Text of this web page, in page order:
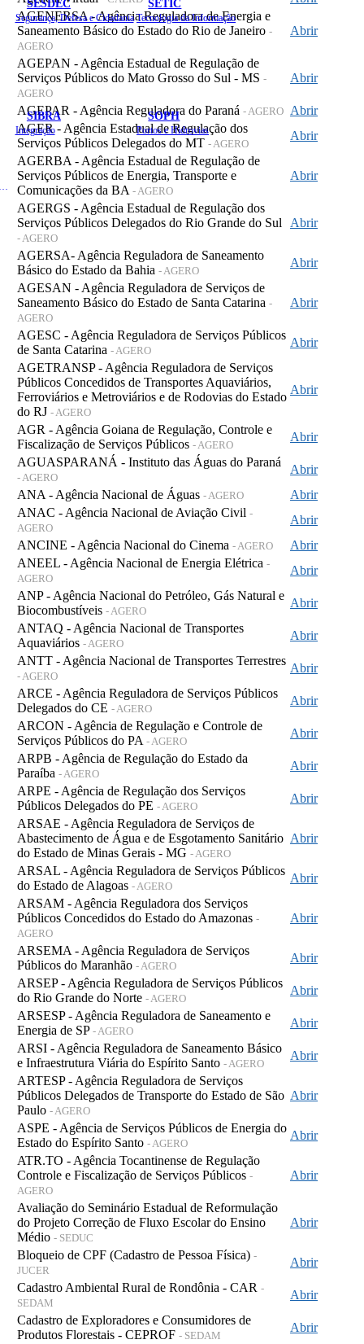
SESDEC
Segurança, Defesa e Cidadania
SETIC
Tecnologia da Informação
SIBRA
Integração
SOPH
Portos e Hidrovias
AGENERSA - Agência Reguladora de Energia e
Saneamento Básico do Estado do Rio de Janeiro -
AGERO
Abrir
AGEPAN - Agência Estadual de Regulação de
Serviços Públicos do Mato Grosso do Sul - MS -
AGERO
Abrir
AGEPAR - Agência Reguladora do Paraná - AGERO Abrir
AGER - Agência Estadual de Regulação dos
Serviços Públicos Delegados do MT - AGERO
Abrir
AGERBA - Agência Estadual de Regulação de
Serviços Públicos de Energia, Transporte e
Comunicações da BA - AGERO
Abrir
AGERGS - Agência Estadual de Regulação dos
Serviços Públicos Delegados do Rio Grande do Sul
- AGERO
Abrir
AGERSA- Agência Reguladora de Saneamento
Básico do Estado da Bahia - AGERO
Abrir
AGESAN - Agência Reguladora de Serviços de
Saneamento Básico do Estado de Santa Catarina -
AGERO
Abrir
AGESC - Agência Reguladora de Serviços Públicos
de Santa Catarina - AGERO
Abrir
AGETRANSP - Agência Reguladora de Serviços
Públicos Concedidos de Transportes Aquaviários,
Ferroviários e Metroviários e de Rodovias do Estado
do RJ - AGERO
Abrir
AGR - Agência Goiana de Regulação, Controle e
Fiscalização de Serviços Públicos - AGERO
Abrir
AGUASPARANÁ - Instituto das Águas do Paraná
- AGERO
Abrir
ANA - Agência Nacional de Águas - AGERO
Abrir
ANAC - Agência Nacional de Aviação Civil -
AGERO
Abrir
ANCINE - Agência Nacional do Cinema - AGERO
Abrir
ANEEL - Agência Nacional de Energia Elétrica -
AGERO
Abrir
ANP - Agência Nacional do Petróleo, Gás Natural e
Biocombustíveis - AGERO
Abrir
ANTAQ - Agência Nacional de Transportes
Aquaviários - AGERO
Abrir
ANTT - Agência Nacional de Transportes Terrestres
- AGERO
Abrir
ARCE - Agência Reguladora de Serviços Públicos
Delegados do CE - AGERO
Abrir
ARCON - Agência de Regulação e Controle de
Serviços Públicos do PA - AGERO
Abrir
ARPB - Agência de Regulação do Estado da
Paraíba - AGERO
Abrir
ARPE - Agência de Regulação dos Serviços
Públicos Delegados do PE - AGERO
Abrir
ARSAE - Agência Reguladora de Serviços de
Abastecimento de Água e de Esgotamento Sanitário
do Estado de Minas Gerais - MG - AGERO
Abrir
ARSAL - Agência Reguladora de Serviços Públicos
do Estado de Alagoas - AGERO
Abrir
ARSAM - Agência Reguladora dos Serviços
Públicos Concedidos do Estado do Amazonas -
AGERO
Abrir
ARSEMA - Agência Reguladora de Serviços
Públicos do Maranhão - AGERO
Abrir
ARSEP - Agência Reguladora de Serviços Públicos
do Rio Grande do Norte - AGERO
Abrir
ARSESP - Agência Reguladora de Saneamento e
Energia de SP - AGERO
Abrir
ARSI - Agência Reguladora de Saneamento Básico
e Infraestrutura Viária do Espírito Santo - AGERO
Abrir
ARTESP - Agência Reguladora de Serviços
Públicos Delegados de Transporte do Estado de São
Paulo - AGERO
Abrir
ASPE - Agência de Serviços Públicos de Energia do
Estado do Espírito Santo - AGERO
Abrir
ATR.TO - Agência Tocantinense de Regulação
Controle e Fiscalização de Serviços Públicos -
AGERO
Abrir
Avaliação do Seminário Estadual de Reformulação
do Projeto Correção de Fluxo Escolar do Ensino
Médio - SEDUC
Abrir
Bloqueio de CPF (Cadastro de Pessoa Física) -
JUCER
Abrir
Cadastro Ambiental Rural de Rondônia - CAR -
SEDAM
Abrir
Cadastro de Exploradores e Consumidores de
Produtos Florestais - CEPROF - SEDAM
Abrir